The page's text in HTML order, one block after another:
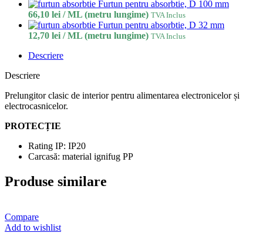
Furtun pentru absorbtie, D 100 mm
66,10 lei / ML (metru lungime) TVA Inclus
Furtun pentru absorbtie, D 32 mm
12,70 lei / ML (metru lungime) TVA Inclus
Descriere
Descriere
Prelungitor clasic de interior pentru alimentarea electronicelor și
electrocasnicelor.
PROTECȚIE
Rating IP: IP20
Carcasă: material ignifug PP
Produse similare
Compare
Add to wishlist